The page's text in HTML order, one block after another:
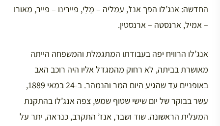
החדשה: אנג’לו הפך אנז’, עמליה – מֵלִי, פיירינו – פייר, מאורו
– אמיל, ארנסטה – ארנסטין.
אנג’לו הרוויח יפה בעבודתו המתגמלת והמשפחה הייתה
מאושרת בביתה, לא רחוק מהמגדל אליו היה רוכב האב
באופניים עד שהגיע היום המר והנמהר. ב-24 במאי 1889,
עשר בבוקר של יום שישי שטוף שמש, צפה אנג’לו בהתקנת
המעלית הראשונה. שוד ושבר, אנז’ התקרב, כנראה, יתר על